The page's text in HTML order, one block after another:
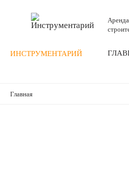
ИНСТРУМЕНТАРИЙ
Главная